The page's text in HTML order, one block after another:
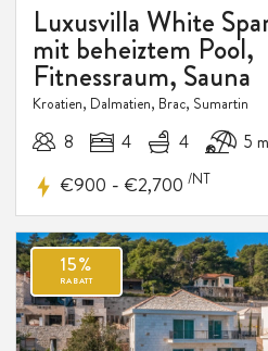
Luxusvilla White
mit beheiztem Pool,
Fitnessraum, Sauna
Kroatien, Dalmatien, Brac, Sumartin
8 4 4 5 m
€900 - €2,700 /NT